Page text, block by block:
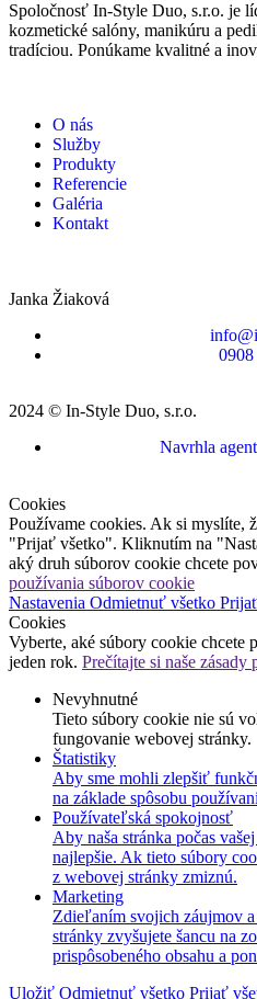
Spoločnosť In-Style Duo, s.r.o. je
kozmetické salóny, manikúru a
tradíciou. Ponúkame kvalitné a
O nás
Služby
Produkty
Referencie
Galéria
Kontakt
Janka Žiaková
2024 © In-Style Duo, s.r.o.
Navrhla
Cookies
Používame cookies. Ak si myslíte,
"Prijať všetko". Kliknutím na
aký druh súborov cookie chcete
používania súborov cookie
Nastavenia Odmietnuť všetko
Cookies
Vyberte, aké súbory cookie chcete
jeden rok. Prečítajte si naše
Nevyhnutné
Tieto súbory cookie nie sú
fungovanie webovej stránky.
Štatistiky
Aby sme mohli zlepšiť
na základe spôsobu
Používateľská spokojnosť
Aby naša stránka počas
najlepšie. Ak tieto súbory
z webovej stránky zmiznú.
Marketing
Zdieľaním svojich záujmov a
stránky zvyšujete šancu na
prispôsobeného obsahu a
Uložiť Odmietnuť všetko Prijať